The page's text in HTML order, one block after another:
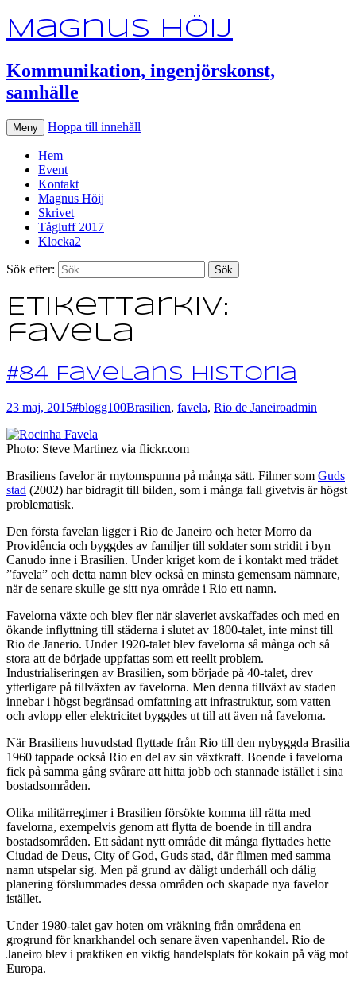
Magnus Höij
Kommunikation, ingenjörskonst,
samhälle
Meny Hoppa till innehåll
Hem
Event
Kontakt
Magnus Höij
Skrivet
Tågluff 2017
Klocka2
Sök efter:
Etikettarkiv:
favela
#84 Favelans historia
23 maj, 2015#blogg100Brasilien, favela, Rio de Janeiroadmin
Photo: Steve Martinez via flickr.com
Brasiliens favelor är mytomspunna på många sätt. Filmer som Guds
stad (2002) har bidragit till bilden, som i många fall givetvis är högst
problematisk.
Den första favelan ligger i Rio de Janeiro och heter Morro da
Providência och byggdes av familjer till soldater som stridit i byn
Canudo inne i Brasilien. Under kriget kom de i kontakt med trädet
”favela” och detta namn blev också en minsta gemensam nämnare,
när de senare skulle ge sitt nya område i Rio ett namn.
Favelorna växte och blev fler när slaveriet avskaffades och med en
ökande inflyttning till städerna i slutet av 1800-talet, inte minst till
Rio de Janerio. Under 1920-talet blev favelorna så många och så
stora att de började uppfattas som ett reellt problem.
Industrialiseringen av Brasilien, som började på 40-talet, drev
ytterligare på tillväxten av favelorna. Men denna tillväxt av staden
innebar i högst begränsad omfattning att infrastruktur, som vatten
och avlopp eller elektricitet byggdes ut till att även nå favelorna.
När Brasiliens huvudstad flyttade från Rio till den nybyggda Brasilia
1960 tappade också Rio en del av sin växtkraft. Boende i favelorna
fick på samma gång svårare att hitta jobb och stannade istället i sina
bostadsområden.
Olika militärregimer i Brasilien försökte komma till rätta med
favelorna, exempelvis genom att flytta de boende in till andra
bostadsområden. Ett sådant nytt område dit många flyttades hette
Ciudad de Deus, City of God, Guds stad, där filmen med samma
namn utspelar sig. Men på grund av dåligt underhåll och dålig
planering förslummades dessa områden och skapade nya favelor
istället.
Under 1980-talet gav hoten om vräkning från områdena en
grogrund för knarkhandel och senare även vapenhandel. Rio de
Janeiro blev i praktiken en viktig handelsplats för kokain på väg mot
Europa.